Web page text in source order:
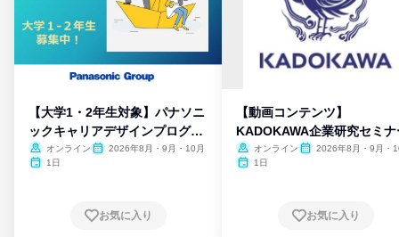
【大学1・2年生対象】パナソニ
ックキャリアデザインプログラ
ム
オンライン
2026年8月・9月・10月
1日
お気に入り
【動画コンテンツ】
KADOKAWA企業研究セミナ
オンライン
2026年8月・9月・
1日
お気に入り